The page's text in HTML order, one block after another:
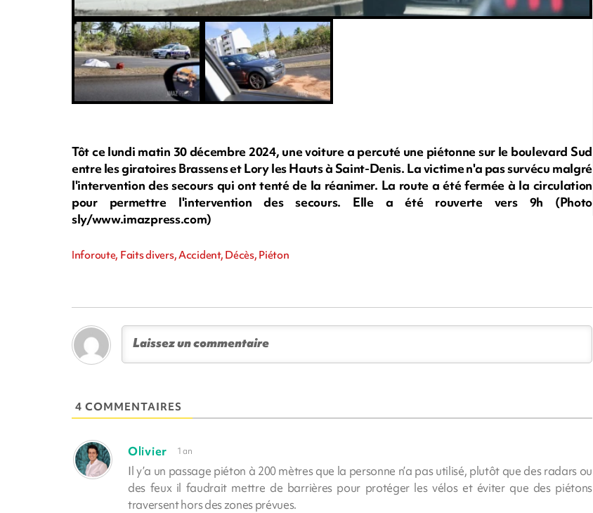
Tôt ce lundi matin 30 décembre 2024, une voiture a percuté une piétonne sur le boulevard Sud
entre les giratoires Brassens et Lory les Hauts à Saint-Denis. La victime n'a pas survécu malgré
l'intervention des secours qui ont tenté de la réanimer. La route a été fermée à la circulation
pour permettre l'intervention des secours. Elle a été rouverte vers 9h (Photo
sly/www.imazpress.com)
Inforoute, Faits divers, Accident, Décès, Piéton
4 COMMENTAIRES
Olivier 1 an
Il y’a un passage piéton à 200 mètres que la personne n’a pas utilisé, plutôt que des radars ou
des feux il faudrait mettre de barrières pour protéger les vélos et éviter que des piétons
traversent hors des zones prévues.